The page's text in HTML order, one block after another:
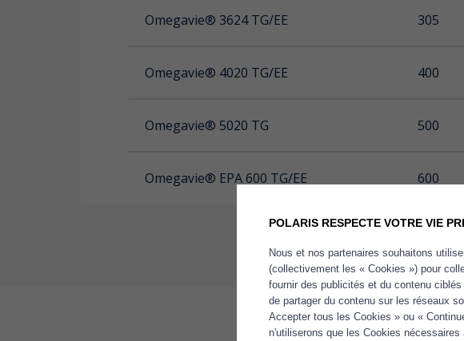
Omegavie® 3624 TG/EE 305
Omegavie® 4020 TG/EE 400
Omegavie® 5020 TG 500
Omegavie® EPA 600 TG/EE 600
POLARIS RESPECTE VOTRE VIE
Nous et nos partenaires souhaitons
(collectivement les « Cookies ») pour
fournir des publicités et du contenu
de partager du contenu sur les réseaux
Accepter tous les Cookies » ou «
n'utiliserons que les Cookies